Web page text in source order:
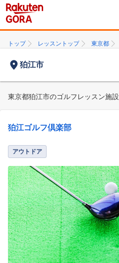
トップ レッスントップ 東京都
狛江市
東京都狛江市のゴルフレッスン施設
狛江ゴルフ倶楽部
アウトドア